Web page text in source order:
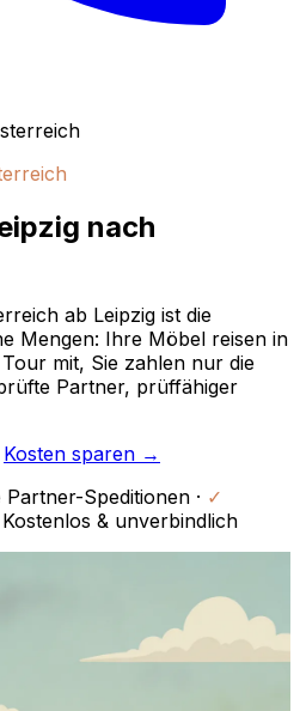
nach
ab Leipzig ist die
Mengen: Ihre Möbel reisen in
mit, Sie zahlen nur die
Partner, prüffähiger
Kosten sparen →
Speditionen · ✓
Kostenlos & unverbindlich